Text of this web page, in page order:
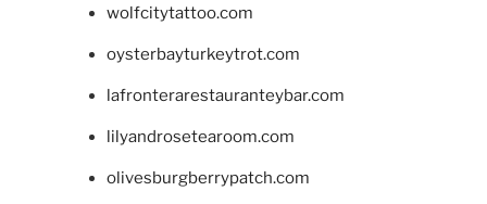
wolfcitytattoo.com
oysterbayturkeytrot.com
lafronterarestauranteybar.com
lilyandrosetearoom.com
olivesburgberrypatch.com